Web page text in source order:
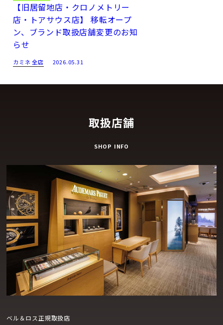
【旧居留地店・クロノメトリー
店・トアサウス店】 移転オープ
ン、ブランド取扱店舗変更のお知
らせ
カミネ 全店 2026.05.31
取扱店舗
SHOP INFO
ベル＆ロス正規取扱店